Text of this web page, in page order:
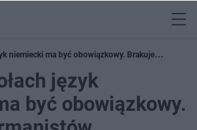
niemiecki ma być obowiązkowy. Brakuje
język
być obowiązkowy.